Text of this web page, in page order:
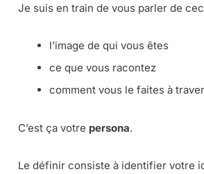
Je suis en train de vous parler de
l’image de qui vous êtes
ce que vous racontez
comment vous le faites à
C’est ça votre persona.
Le définir consiste à identifier votre